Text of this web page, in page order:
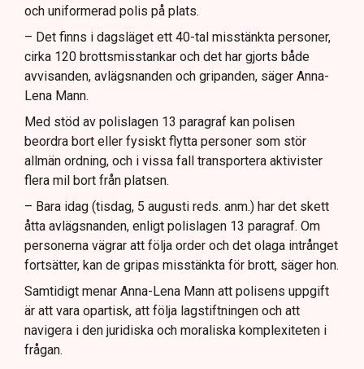
och uniformerad polis på plats.
– Det finns i dagsläget ett 40-tal misstänkta personer,
cirka 120 brottsmisstankar och det har gjorts både
avvisanden, avlägsnanden och gripanden, säger Anna-
Lena Mann.
Med stöd av polislagen 13 paragraf kan polisen
beordra bort eller fysiskt flytta personer som stör
allmän ordning, och i vissa fall transportera aktivister
flera mil bort från platsen.
– Bara idag (tisdag, 5 augusti reds. anm.) har det skett
åtta avlägsnanden, enligt polislagen 13 paragraf. Om
personerna vägrar att följa order och det olaga intrånget
fortsätter, kan de gripas misstänkta för brott, säger hon.
Samtidigt menar Anna-Lena Mann att polisens uppgift
är att vara opartisk, att följa lagstiftningen och att
navigera i den juridiska och moraliska komplexiteten i
frågan.